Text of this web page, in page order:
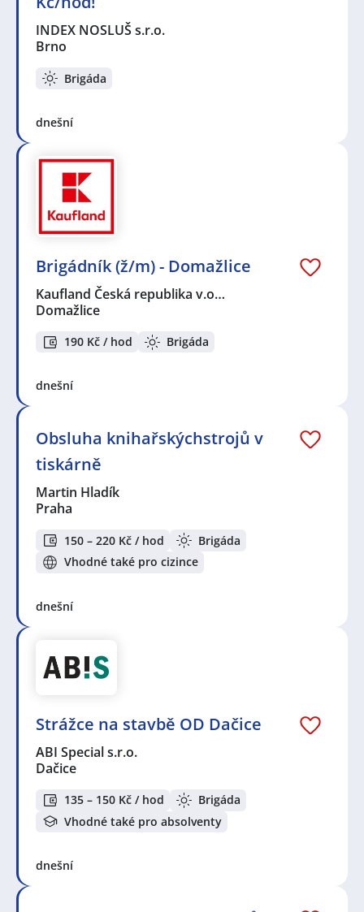
INDEX NOSLUŠ s.r.o.
Brno
Brigáda
dnešní
Brigádník (ž/m) - Domažlice
Kaufland Česká republika v.o…
Domažlice
190 Kč / hod Brigáda
dnešní
Obsluha knihařskýchstrojů v
tiskárně
Martin Hladík
Praha
150 – 220 Kč / hod
Brigáda
Vhodné také pro cizince
dnešní
Strážce na stavbě OD Dačice
ABI Special s.r.o.
Dačice
135 – 150 Kč / hod
Brigáda
Vhodné také pro absolventy
dnešní